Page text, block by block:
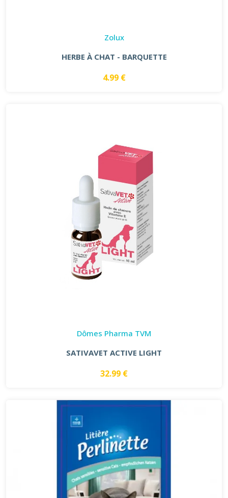
Zolux
HERBE À CHAT - BARQUETTE
4.99 €
Dômes Pharma TVM
SATIVAVET ACTIVE LIGHT
32.99 €